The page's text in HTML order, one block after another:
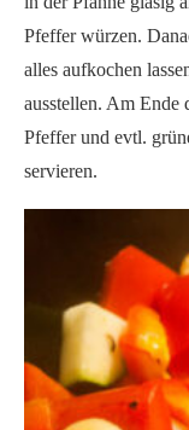
Pfeffer würzen.
alles aufkochen
ausstellen. Am Ende
Pfeffer und evtl.
servieren.